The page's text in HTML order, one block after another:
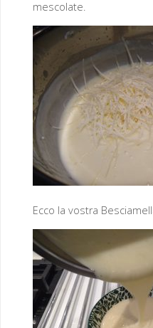
mescolate.
Ecco la vostra